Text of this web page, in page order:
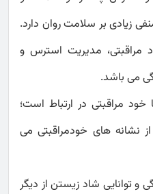
زیادی بر سلامت روان دارد.
مراقبتی، مدیریت استرس و
می باشد.
مراقبتی در ارتباط است؛
نشانه های خودمراقبتی می
و توانایی شاد زیستن از دیگر